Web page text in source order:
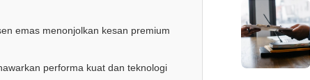
emas menonjolkan kesan premium
performa kuat dan teknologi